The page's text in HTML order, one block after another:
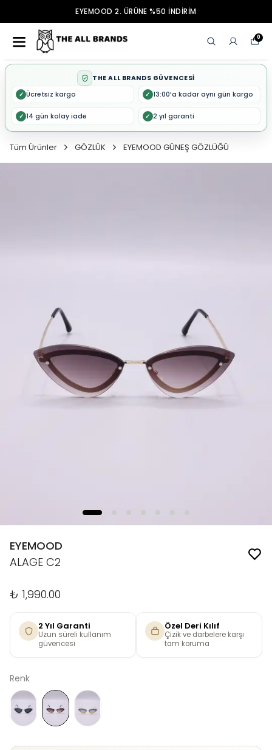
EYEMOOD 2. ÜRÜNE %50 İNDİRİM
0
THE ALL BRANDS GÜVENCESİ
✓ Ücretsiz kargo ✓ 13:00’a kadar aynı gün kargo
✓ 14 gün kolay iade ✓ 2 yıl garanti
Tüm Ürünler GÖZLÜK EYEMOOD GÜNEŞ GÖZLÜĞÜ
EYEMOOD
ALAGE C2
₺ 1,990.00
2 Yıl Garanti
Uzun süreli kullanım
güvencesi
Özel Deri Kılıf
Çizik ve darbelere karşı
tam koruma
Renk